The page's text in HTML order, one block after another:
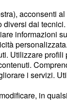
acconsenti
diversi dai tecnici.
informazioni
Utilizzare
i servizi.
in